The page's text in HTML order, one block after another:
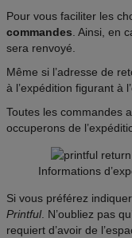
Pour vous faciliter les
commandes. Ainsi, en
sera renvoyé.
Même si l’adresse de
à l’expédition figurant à
Toutes les commandes
occuperons de
Informations
Si vous préférez
Printful. N’oubliez pas
requiert d’avoir de